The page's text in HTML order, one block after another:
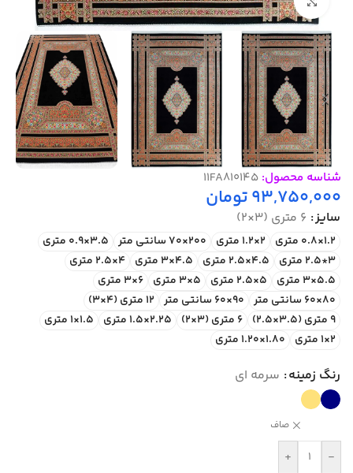
شناسه محصول: 11FA810145
93,750,000تومان
سایز 6 متری (3×2)
1.2×0.8 متری 2×1.2 متری 200×70 سانتی متر
3.5×0.9 متری
3*2.5 متری
4.5×2.5 متری 4.5×3 متری
4×2.5 متری
5.5×3 متری
5×2.5 متری 5×3 متری
6×3 متری
80×60 سانتی متر
90×60 سانتی متر
12 متری (4×3)
9 متری (3.5×2.5)
6 متری (3×2) 2.25×1.5 متری
1.5×1 متری
2×1 متری
1.80×1.20 متری
رنگ زمینه سرمه ای
صاف
-
+